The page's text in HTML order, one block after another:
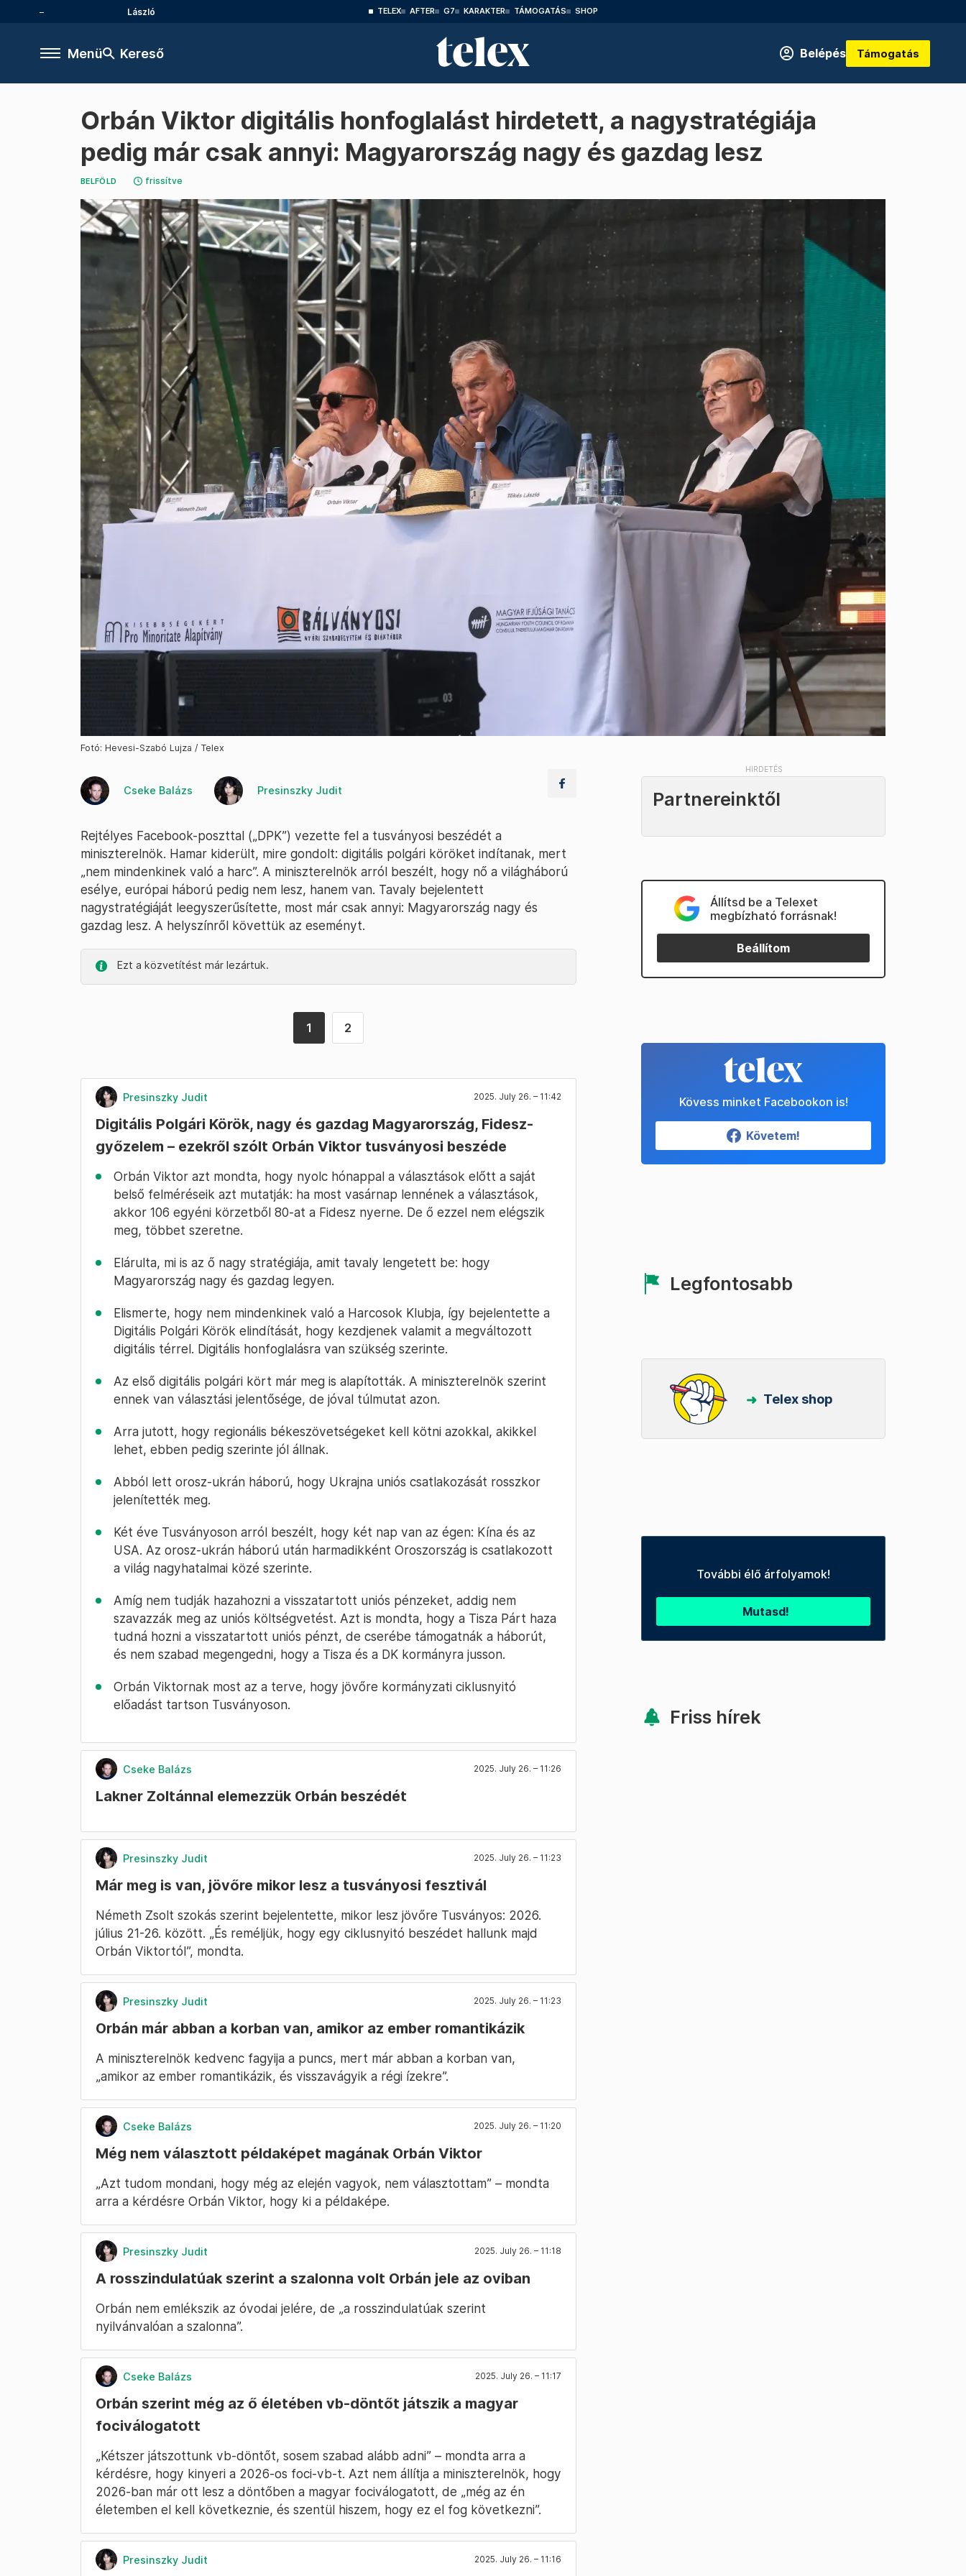
László TELEX AFTER G7 KARAKTER TÁMOGATÁS SHOP
Menü Kereső Belépés Támogatás
Orbán Viktor digitális honfoglalást hirdetett, a nagystratégiája
pedig már csak annyi: Magyarország nagy és gazdag lesz
BELFÖLD frissítve
Fotó: Hevesi-Szabó Lujza / Telex
Cseke Balázs Presinszky Judit
Rejtélyes Facebook-poszttal („DPK”) vezette fel a tusványosi beszédét a
miniszterelnök. Hamar kiderült, mire gondolt: digitális polgári köröket indítanak, mert
„nem mindenkinek való a harc”. A miniszterelnök arról beszélt, hogy nő a világháború
esélye, európai háború pedig nem lesz, hanem van. Tavaly bejelentett
nagystratégiáját leegyszerűsítette, most már csak annyi: Magyarország nagy és
gazdag lesz. A helyszínről követtük az eseményt.
Ezt a közvetítést már lezártuk.
1 2
Presinszky Judit 2025. July 26. – 11:42
Digitális Polgári Körök, nagy és gazdag Magyarország, Fidesz-
győzelem – ezekről szólt Orbán Viktor tusványosi beszéde
Orbán Viktor azt mondta, hogy nyolc hónappal a választások előtt a saját
belső felméréseik azt mutatják: ha most vasárnap lennének a választások,
akkor 106 egyéni körzetből 80-at a Fidesz nyerne. De ő ezzel nem elégszik
meg, többet szeretne.
Elárulta, mi is az ő nagy stratégiája, amit tavaly lengetett be: hogy
Magyarország nagy és gazdag legyen.
Elismerte, hogy nem mindenkinek való a Harcosok Klubja, így bejelentette a
Digitális Polgári Körök elindítását, hogy kezdjenek valamit a megváltozott
digitális térrel. Digitális honfoglalásra van szükség szerinte.
Az első digitális polgári kört már meg is alapították. A miniszterelnök szerint
ennek van választási jelentősége, de jóval túlmutat azon.
Arra jutott, hogy regionális békeszövetségeket kell kötni azokkal, akikkel
lehet, ebben pedig szerinte jól állnak.
Abból lett orosz-ukrán háború, hogy Ukrajna uniós csatlakozását rosszkor
jelenítették meg.
Két éve Tusványoson arról beszélt, hogy két nap van az égen: Kína és az
USA. Az orosz-ukrán háború után harmadikként Oroszország is csatlakozott
a világ nagyhatalmai közé szerinte.
Amíg nem tudják hazahozni a visszatartott uniós pénzeket, addig nem
szavazzák meg az uniós költségvetést. Azt is mondta, hogy a Tisza Párt haza
tudná hozni a visszatartott uniós pénzt, de cserébe támogatnák a háborút,
és nem szabad megengedni, hogy a Tisza és a DK kormányra jusson.
Orbán Viktornak most az a terve, hogy jövőre kormányzati ciklusnyitó
előadást tartson Tusványoson.
Cseke Balázs 2025. July 26. – 11:26
Lakner Zoltánnal elemezzük Orbán beszédét
Presinszky Judit 2025. July 26. – 11:23
Már meg is van, jövőre mikor lesz a tusványosi fesztivál
Németh Zsolt szokás szerint bejelentette, mikor lesz jövőre Tusványos: 2026.
július 21-26. között. „És reméljük, hogy egy ciklusnyitó beszédet hallunk majd
Orbán Viktortól”, mondta.
Presinszky Judit 2025. July 26. – 11:23
Orbán már abban a korban van, amikor az ember romantikázik
A miniszterelnök kedvenc fagyija a puncs, mert már abban a korban van,
„amikor az ember romantikázik, és visszavágyik a régi ízekre”.
Cseke Balázs 2025. July 26. – 11:20
Még nem választott példaképet magának Orbán Viktor
„Azt tudom mondani, hogy még az elején vagyok, nem választottam” – mondta
arra a kérdésre Orbán Viktor, hogy ki a példaképe.
Presinszky Judit 2025. July 26. – 11:18
A rosszindulatúak szerint a szalonna volt Orbán jele az oviban
Orbán nem emlékszik az óvodai jelére, de „a rosszindulatúak szerint
nyilvánvalóan a szalonna”.
Cseke Balázs 2025. July 26. – 11:17
Orbán szerint még az ő életében vb-döntőt játszik a magyar
fociválogatott
„Kétszer játszottunk vb-döntőt, sosem szabad alább adni” – mondta arra a
kérdésre, hogy kinyeri a 2026-os foci-vb-t. Azt nem állítja a miniszterelnök, hogy
2026-ban már ott lesz a döntőben a magyar fociválogatott, de „még az én
életemben el kell következnie, és szentül hiszem, hogy ez el fog következni”.
Presinszky Judit 2025. July 26. – 11:16
Partnereinktől
Állítsd be a Telexet
megbízható forrásnak!
Beállítom
Kövess minket Facebookon is!
Követem!
Legfontosabb
Telex shop
További élő árfolyamok!
Mutasd!
Friss hírek